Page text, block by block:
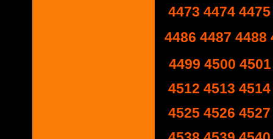
4473 4474 4475
4486 4487 4488
4499 4500 4501
4512 4513 4514
4525 4526 4527